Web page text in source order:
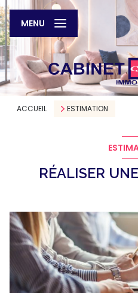
MENU
ACCUEIL ESTIMATION
RÉALISER